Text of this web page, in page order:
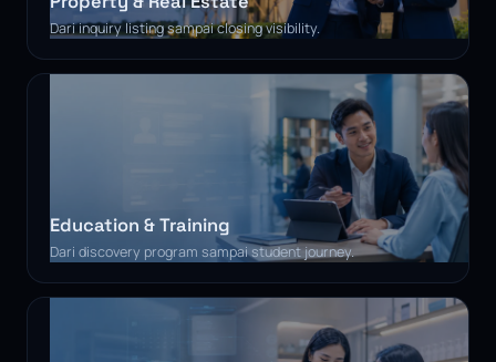
Dari inquiry listing sampai closing visibility.
Education & Training
Dari discovery program sampai student journey.